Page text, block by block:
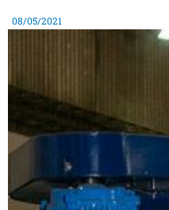
08/05/2021